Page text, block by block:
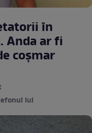
în
Anda ar fi
coșmar
lui